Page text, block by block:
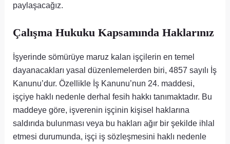
paylaşacağız.
Çalışma Hukuku Kapsamında Haklarınız
İşyerinde sömürüye maruz kalan işçilerin en temel
dayanacakları yasal düzenlemelerden biri, 4857 sayılı İş
Kanunu’dur. Özellikle İş Kanunu’nun 24. maddesi,
işçiye haklı nedenle derhal fesih hakkı tanımaktadır. Bu
maddeye göre, işverenin işçinin kişisel haklarına
saldırıda bulunması veya bu hakları ağır bir şekilde ihlal
etmesi durumunda, işçi iş sözleşmesini haklı nedenle